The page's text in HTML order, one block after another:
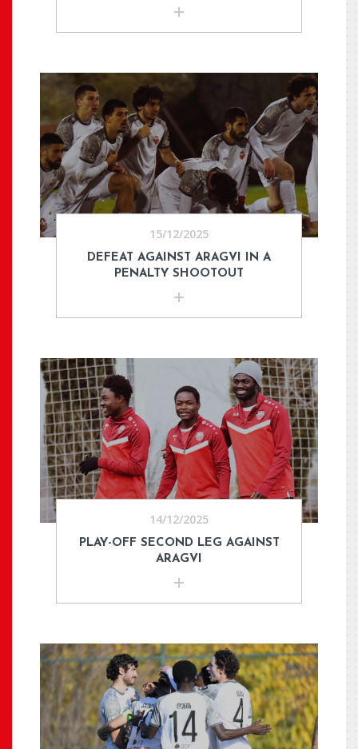
15/12/2025
DEFEAT AGAINST ARAGVI IN A
PENALTY SHOOTOUT
14/12/2025
PLAY-OFF SECOND LEG AGAINST
ARAGVI